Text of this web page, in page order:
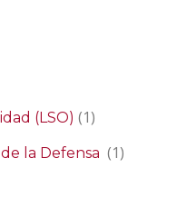
(LSO) (1)
la Defensa (1)